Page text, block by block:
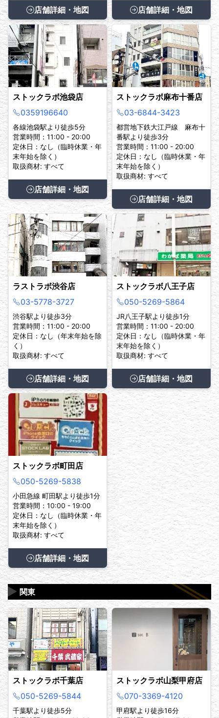
店舗詳細・地図 店舗詳細・地図
ストックラボ池袋店
0359196640
各線池袋駅より徒歩5分
営業時間：11:00 - 20:00
定休日：なし（臨時休業・年
末年始を除く）
取扱商材: すべて
店舗詳細・地図
ストックラボ麻布十番店
03-6844-3423
都営地下鉄大江戸線 麻布十
番駅より徒歩3分
営業時間：11:00 - 20:00
定休日：なし（臨時休業・年
末年始を除く）
取扱商材: すべて
店舗詳細・地図
ラストラボ渋谷店
03-5778-3727
渋谷駅より徒歩3分
営業時間：11:00 - 20:00
定休日：なし（年末年始を除
く）
取扱商材: すべて
店舗詳細・地図
ストックラボ八王子店
050-5269-5864
JR八王子駅より徒歩1分
営業時間：11:00 - 20:00
定休日：なし（臨時休業・年
末年始を除く）
取扱商材: すべて
店舗詳細・地図
ストックラボ町田店
050-5269-5838
小田急線 町田駅より徒歩1分
営業時間：10:00 - 19:00
定休日：なし（臨時休業・年
末年始を除く）
取扱商材: すべて
店舗詳細・地図
関東
▶
ストックラボ千葉店
050-5269-5844
千葉駅より徒歩5分
ストックラボ山梨甲府店
070-3369-4120
甲府駅より徒歩16分